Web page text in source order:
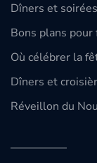
Dîners et
Bons plans pour
Où célébrer la
Dîners et
Réveillon du